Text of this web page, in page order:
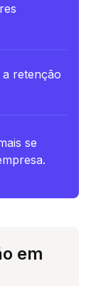
retenção
se
em